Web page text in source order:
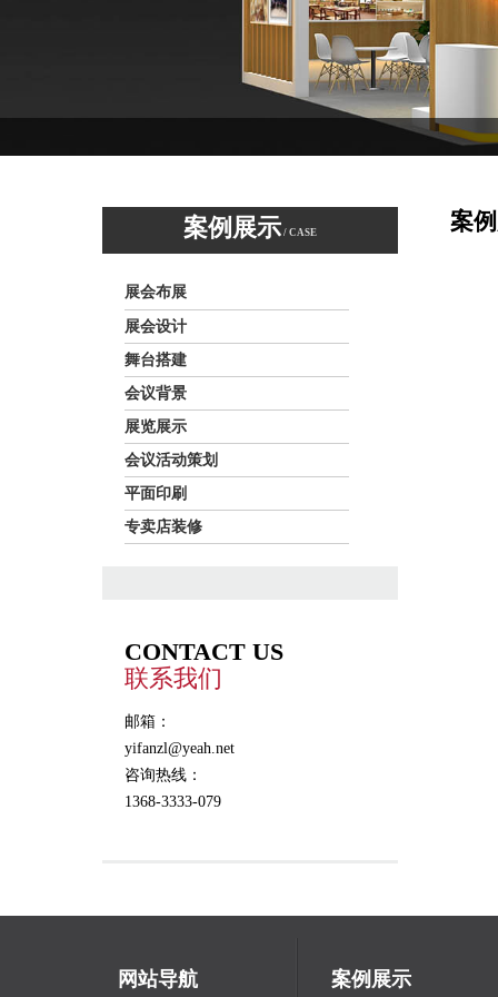
案例展示 / CASE
展会布展
展会设计
舞台搭建
会议背景
展览展示
会议活动策划
平面印刷
专卖店装修
CONTACT US
联系我们
邮箱：
yifanzl@yeah.net
咨询热线：
1368-3333-079
案
网站导航 案例展示